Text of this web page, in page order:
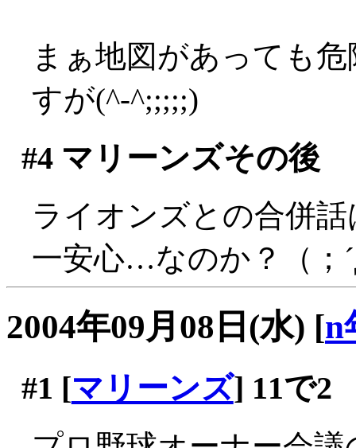
まぁ地図があっても
すが(^-^;;;;;)
#4マリーンズその後
ライオンズとの合併
一安心…なのか？（；
2004年09月08日(水) [n
#1 [マリーンズ] 11で2